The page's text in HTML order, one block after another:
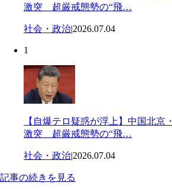
激突 超厳戒態勢の“飛…
社会・政治|2026.07.04
1
【自爆テロ疑惑が浮上】中国北京
激突 超厳戒態勢の“飛…
社会・政治|2026.07.04
記事の続きを見る